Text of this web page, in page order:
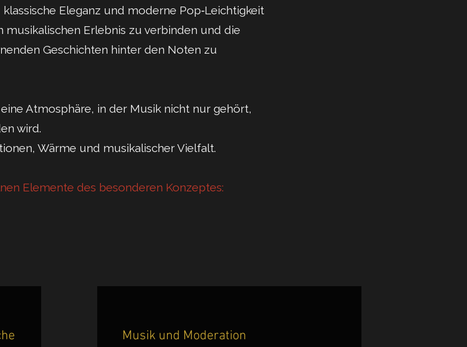
klassische Eleganz und moderne Pop‑Leichtigkeit
musikalischen Erlebnis zu verbinden und die
Geschichten hinter den Noten zu
Atmosphäre, in der Musik nicht nur gehört,
wird.
Wärme und musikalischer Vielfalt.
Elemente des besonderen Konzeptes:
Musik und Moderation